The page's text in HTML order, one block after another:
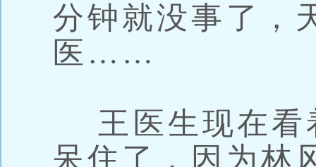
分钟就没事了，
医……
王医生现在看
呆住了，因为林